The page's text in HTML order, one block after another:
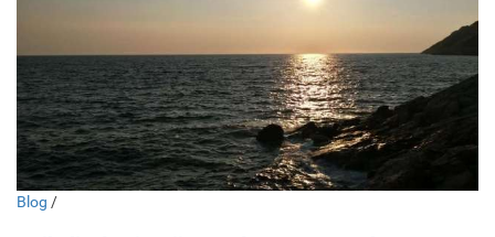
Blog /